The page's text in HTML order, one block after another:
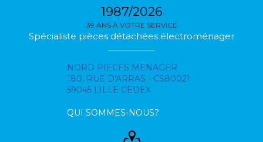
1987/2026
39 ANS À VOTRE SERVICE
Spécialiste pièces détachées électroménager
NORD PIECES MENAGER
180, RUE D'ARRAS - CS80021
59045 LILLE CEDEX
QUI SOMMES-NOUS?